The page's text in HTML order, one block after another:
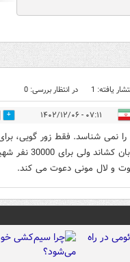
یافته: 1 در انتظار بررسی: 0
۰۷:۱۱ - ۱۴۰۲/۱۲/۰۶ 1
را نمی شناسد. فقط زور گویی،
آدمهای احمق را به
و لال مونی دعوت می کند.